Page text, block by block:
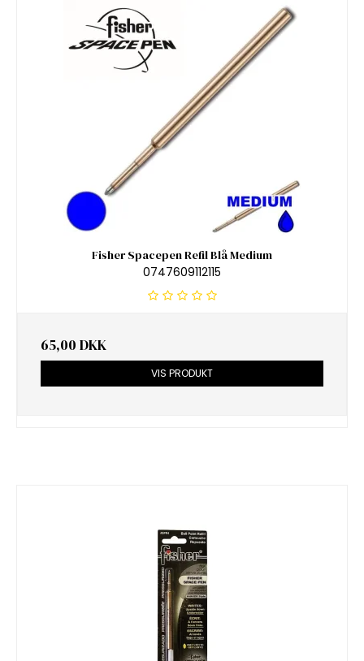
Fisher Spacepen Refil Blå Medium
0747609112115
65,00 DKK
VIS PRODUKT